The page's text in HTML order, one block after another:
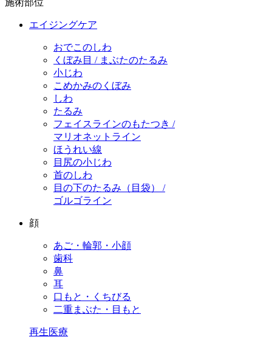
施術部位
エイジングケア
おでこのしわ
くぼみ目 / まぶたのたるみ
小じわ
こめかみのくぼみ
しわ
たるみ
フェイスラインのもたつき /
マリオネットライン
ほうれい線
目尻の小じわ
首のしわ
目の下のたるみ（目袋） /
ゴルゴライン
顔
あご・輪郭・小顔
歯科
鼻
耳
口もと・くちびる
二重まぶた・目もと
再生医療